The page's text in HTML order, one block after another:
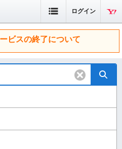
ログイン
ビスの終了について